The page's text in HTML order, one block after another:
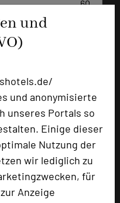
und
und anonymisierte
unseres Portals so
Einige dieser
Nutzung der
wir lediglich zu
für
Anzeige
60
Event